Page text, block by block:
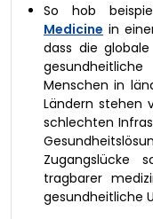
So hob
Medicine in
dass die
Menschen in
Ländern stehen
schlechten
Zugangslücke
tragbarer
gesundheitliche